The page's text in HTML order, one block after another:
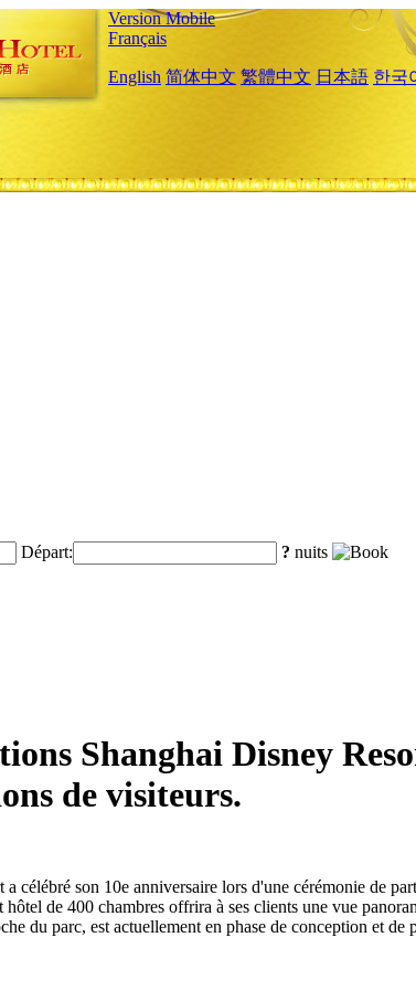
Version Mobile
Français
English 简体中文 繁體中文 日本語 한국
Départ: ? nuits
Shanghai Disney
de visiteurs.
célébré son 10e anniversaire lors d'une cérémonie de
de 400 chambres offrira à ses clients une vue
du parc, est actuellement en phase de conception et de